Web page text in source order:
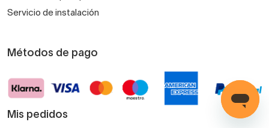
Servicio de instalación
Métodos de pago
Mis pedidos